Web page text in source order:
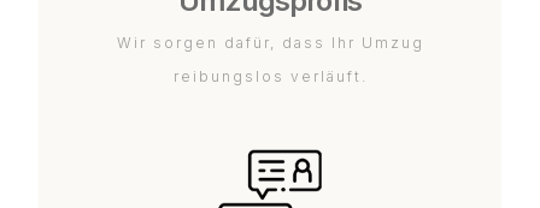
Wir sorgen dafür, dass Ihr Umzug
reibungslos verläuft.